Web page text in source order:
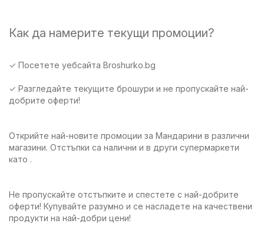
Как да намерите текущи промоции?
✓ Посетете уебсайта Broshurko.bg
✓ Разгледайте текущите брошури и не пропускайте най-
добрите оферти!
Открийте най-новите промоции за Мандарини в различни
магазини. Отстъпки са налични и в други супермаркети
като .
Не пропускайте отстъпките и спестете с най-добрите
оферти! Купувайте разумно и се насладете на качествени
продукти на най-добри цени!